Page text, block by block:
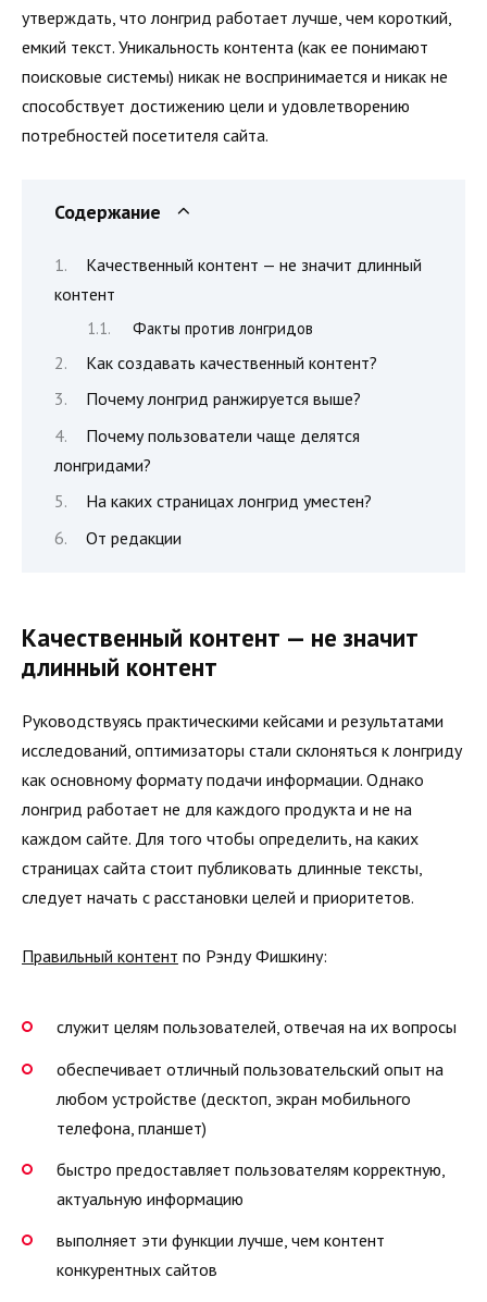
утверждать, что лонгрид работает лучше, чем короткий,
емкий текст. Уникальность контента (как ее понимают
поисковые системы) никак не воспринимается и никак не
способствует достижению цели и удовлетворению
потребностей посетителя сайта.
Содержание
Качественный контент — не значит длинный
контент
Факты против лонгридов
Как создавать качественный контент?
Почему лонгрид ранжируется выше?
Почему пользователи чаще делятся
лонгридами?
На каких страницах лонгрид уместен?
От редакции
Качественный контент — не значит
длинный контент
Руководствуясь практическими кейсами и результатами
исследований, оптимизаторы стали склоняться к лонгриду
как основному формату подачи информации. Однако
лонгрид работает не для каждого продукта и не на
каждом сайте. Для того чтобы определить, на каких
страницах сайта стоит публиковать длинные тексты,
следует начать с расстановки целей и приоритетов.
Правильный контент по Рэнду Фишкину:
служит целям пользователей, отвечая на их вопросы
обеспечивает отличный пользовательский опыт на
любом устройстве (десктоп, экран мобильного
телефона, планшет)
быстро предоставляет пользователям корректную,
актуальную информацию
выполняет эти функции лучше, чем контент
конкурентных сайтов